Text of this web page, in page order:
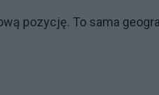
pozycję. To sama